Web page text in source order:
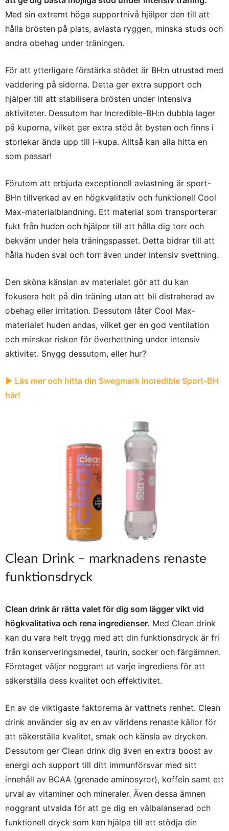
Med sin extremt höga supportnivå hjälper den till att
hålla brösten på plats, avlasta ryggen, minska studs och
andra obehag under träningen.
För att ytterligare förstärka stödet är BH:n utrustad med
vaddering på sidorna. Detta ger extra support och
hjälper till att stabilisera brösten under intensiva
aktiviteter. Dessutom har Incredible-BH:n dubbla lager
på kuporna, vilket ger extra stöd åt bysten och finns i
storlekar ända upp till I-kupa. Alltså kan alla hitta en
som passar!
Förutom att erbjuda exceptionell avlastning är sport-
BHn tillverkad av en högkvalitativ och funktionell Cool
Max-materialblandning. Ett material som transporterar
fukt från huden och hjälper till att hålla dig torr och
bekväm under hela träningspasset. Detta bidrar till att
hålla huden sval och torr även under intensiv svettning.
Den sköna känslan av materialet gör att du kan
fokusera helt på din träning utan att bli distraherad av
obehag eller irritation. Dessutom låter Cool Max-
materialet huden andas, vilket ger en god ventilation
och minskar risken för överhettning under intensiv
aktivitet. Snygg dessutom, eller hur?
► Läs mer och hitta din Swegmark Incredible Sport-BH
här!
Clean Drink – marknadens renaste
funktionsdryck
Clean drink är rätta valet för dig som lägger vikt vid
högkvalitativa och rena ingredienser. Med Clean drink
kan du vara helt trygg med att din funktionsdryck är fri
från konserveringsmedel, taurin, socker och färgämnen.
Företaget väljer noggrant ut varje ingrediens för att
säkerställa dess kvalitet och effektivitet.
En av de viktigaste faktorerna är vattnets renhet. Clean
drink använder sig av en av världens renaste källor för
att säkerställa kvalitet, smak och känsla av drycken.
Dessutom ger Clean drink dig även en extra boost av
energi och support till ditt immunförsvar med sitt
innehåll av BCAA (grenade aminosyror), koffein samt ett
urval av vitaminer och mineraler. Även dessa ämnen
noggrant utvalda för att ge dig en välbalanserad och
funktionell dryck som kan hjälpa till att stödja din